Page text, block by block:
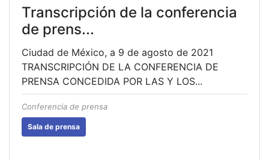
Transcripción de la conferencia
de prens...
Ciudad de México, a 9 de agosto de 2021
TRANSCRIPCIÓN DE LA CONFERENCIA DE
PRENSA CONCEDIDA POR LAS Y LOS...
Conferencia de prensa
Sala de prensa